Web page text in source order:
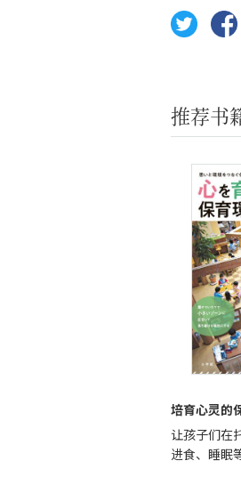
推荐书
培育心灵的
让孩子们在
进食、睡眠